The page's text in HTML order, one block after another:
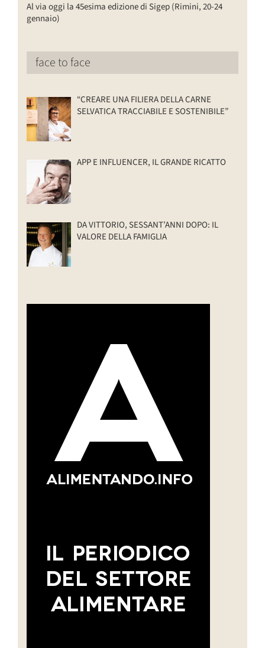
Al via oggi la 45esima edizione di Sigep (Rimini, 20-24
gennaio)
face to face
“CREARE UNA FILIERA DELLA CARNE
SELVATICA TRACCIABILE E SOSTENIBILE”
APP E INFLUENCER, IL GRANDE RICATTO
DA VITTORIO, SESSANT’ANNI DOPO: IL
VALORE DELLA FAMIGLIA